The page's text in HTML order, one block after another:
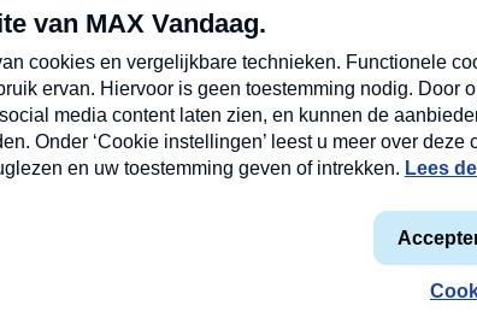
Privacyverklaring